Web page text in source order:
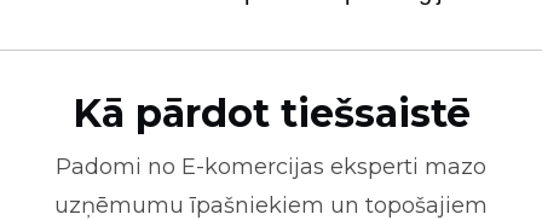
Kā pārdot tiešsaistē
Padomi no E-komercijas eksperti mazo
uzņēmumu īpašniekiem un topošajiem